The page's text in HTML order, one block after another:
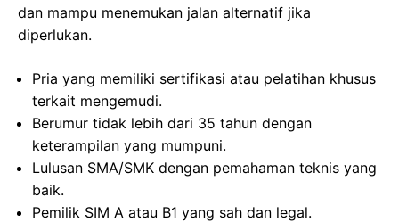
dan mampu menemukan jalan alternatif jika
diperlukan.
Pria yang memiliki sertifikasi atau pelatihan khusus
terkait mengemudi.
Berumur tidak lebih dari 35 tahun dengan
keterampilan yang mumpuni.
Lulusan SMA/SMK dengan pemahaman teknis yang
baik.
Pemilik SIM A atau B1 yang sah dan legal.